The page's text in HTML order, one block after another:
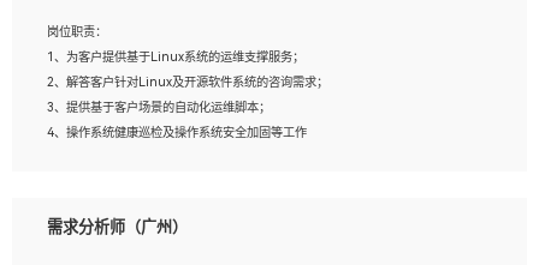
4、在剪辑上会思考，有一定编导思维；
5、踏实， 勤奋，愿意在工作中不断学习，提高自我；
6、能与同事友好相处。
岗位职责：
1、为客户提供基于Linux系统的运维支撑服务；
2、解答客户针对Linux及开源软件系统的咨询需求；
3、提供基于客户场景的自动化运维脚本；
4、操作系统健康巡检及操作系统安全加固等工作
1、全日制本科计算机相关专业毕业，3年以上相关工作经验；
需求分析师（广州）